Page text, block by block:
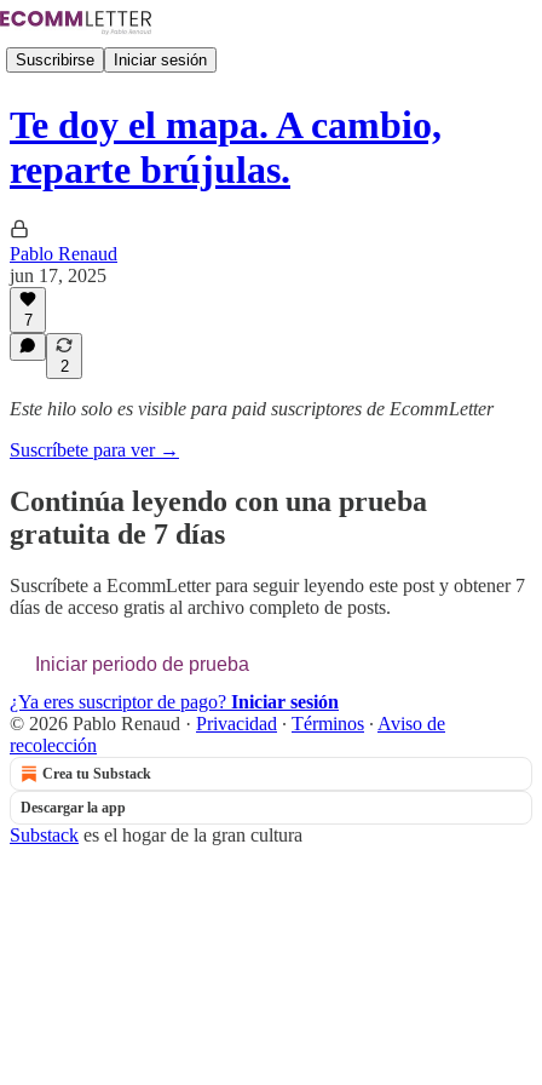
Suscribirse Iniciar sesión
Te doy el mapa. A cambio,
reparte brújulas.
Pablo Renaud
jun 17, 2025
7
2
Este hilo solo es visible para paid suscriptores de EcommLetter
Suscríbete para ver →
Continúa leyendo con una prueba
gratuita de 7 días
Suscríbete a EcommLetterpara seguir leyendo este post y obtener 7
días de acceso gratis al archivo completo de posts.
Iniciar periodo de prueba
¿Ya eres suscriptor de pago? Iniciar sesión
© 2026 Pablo Renaud · Privacidad ∙ Términos ∙ Aviso de
recolección
Crea tu Substack
Descargar la app
Substack es el hogar de la gran cultura